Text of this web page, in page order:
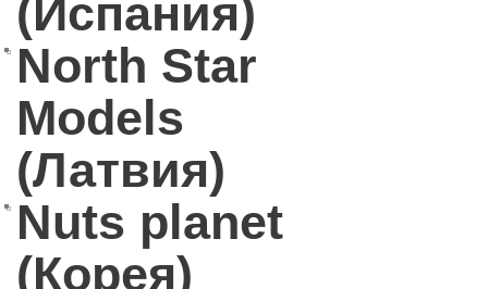
(Испания)
North Star
Models
(Латвия)
Nuts planet
(Корея)